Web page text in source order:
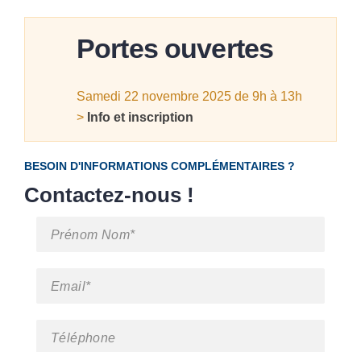
Portes ouvertes
Samedi 22 novembre 2025 de 9h à 13h
> Info et inscription
BESOIN D'INFORMATIONS COMPLÉMENTAIRES ?
Contactez-nous !